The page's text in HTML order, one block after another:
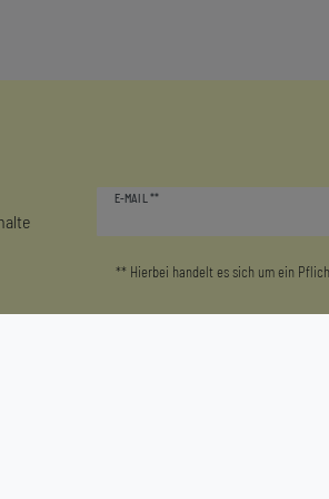
E-MAIL **
Honig
** Hierbei handelt es sich um ein